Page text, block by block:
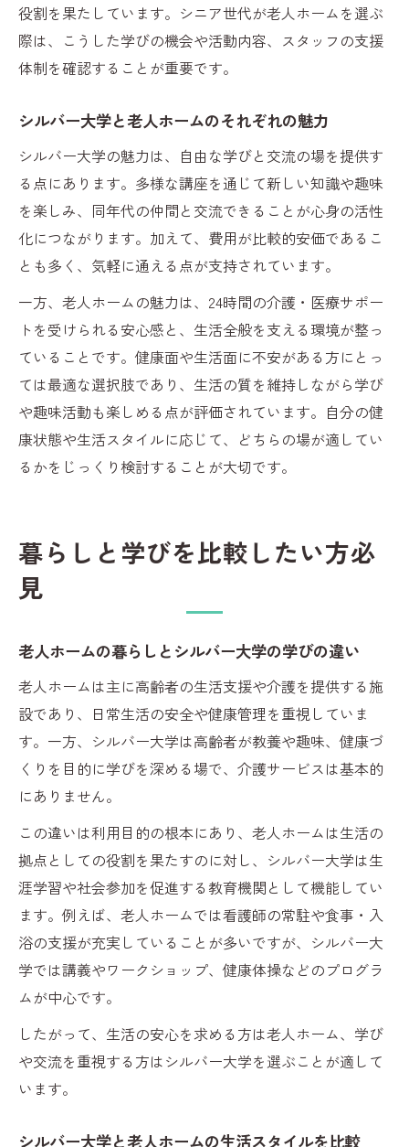
役割を果たしています。シニア世代が老人ホームを選ぶ
際は、こうした学びの機会や活動内容、スタッフの支援
体制を確認することが重要です。
シルバー大学と老人ホームのそれぞれの魅力
シルバー大学の魅力は、自由な学びと交流の場を提供す
る点にあります。多様な講座を通じて新しい知識や趣味
を楽しみ、同年代の仲間と交流できることが心身の活性
化につながります。加えて、費用が比較的安価であるこ
とも多く、気軽に通える点が支持されています。
一方、老人ホームの魅力は、24時間の介護・医療サポー
トを受けられる安心感と、生活全般を支える環境が整っ
ていることです。健康面や生活面に不安がある方にとっ
ては最適な選択肢であり、生活の質を維持しながら学び
や趣味活動も楽しめる点が評価されています。自分の健
康状態や生活スタイルに応じて、どちらの場が適してい
るかをじっくり検討することが大切です。
暮らしと学びを比較したい方必
見
老人ホームの暮らしとシルバー大学の学びの違い
老人ホームは主に高齢者の生活支援や介護を提供する施
設であり、日常生活の安全や健康管理を重視していま
す。一方、シルバー大学は高齢者が教養や趣味、健康づ
くりを目的に学びを深める場で、介護サービスは基本的
にありません。
この違いは利用目的の根本にあり、老人ホームは生活の
拠点としての役割を果たすのに対し、シルバー大学は生
涯学習や社会参加を促進する教育機関として機能してい
ます。例えば、老人ホームでは看護師の常駐や食事・入
浴の支援が充実していることが多いですが、シルバー大
学では講義やワークショップ、健康体操などのプログラ
ムが中心です。
したがって、生活の安心を求める方は老人ホーム、学び
や交流を重視する方はシルバー大学を選ぶことが適して
います。
シルバー大学と老人ホームの生活スタイルを比較